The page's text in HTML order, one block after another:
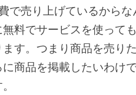
で売り上げているからな
料でサービスを使って
す。つまり商品を売り
に商品を掲載したいわけ